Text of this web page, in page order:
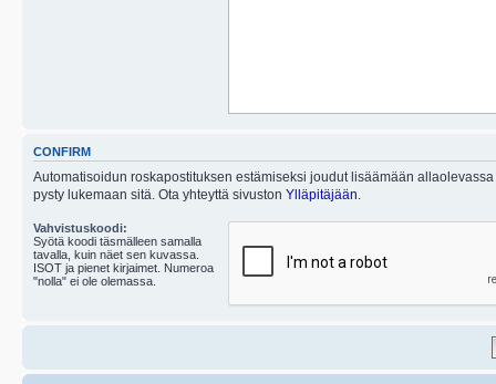
CONFIRM
Automatisoidun roskapostituksen estämiseksi joudut lisäämään
pysty lukemaan sitä. Ota yhteyttä sivuston Ylläpitäjään
Vahvistuskoodi:
Syötä koodi täsmälleen samalla
tavalla, kuin näet sen kuvassa.
ISOT ja pienet kirjaimet. Numeroa
"nolla" ei ole olemassa.